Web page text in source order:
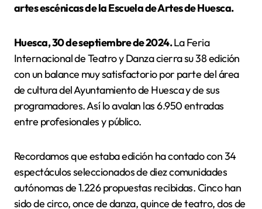
artes escénicas de la Escuela de Artes de Huesca.
Huesca, 30 de septiembre de 2024.La Feria
Internacional de Teatro y Danza cierra su 38 edición
con un balance muy satisfactorio por parte del área
de cultura del Ayuntamiento de Huesca y de sus
programadores. Así lo avalan las 6.950 entradas
entre profesionales y público.
Recordamos que estaba edición ha contado con 34
espectáculos seleccionados de diez comunidades
autónomas de 1.226 propuestas recibidas. Cinco han
sido de circo, once de danza, quince de teatro, dos de